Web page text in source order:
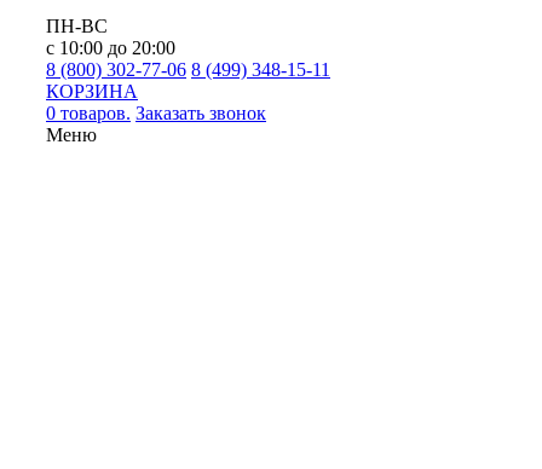
ПН-ВС
с 10:00 до 20:00
8 (800) 302-77-06 8 (499) 348-15-11
КОРЗИНА
0 товаров. Заказать звонок
Меню